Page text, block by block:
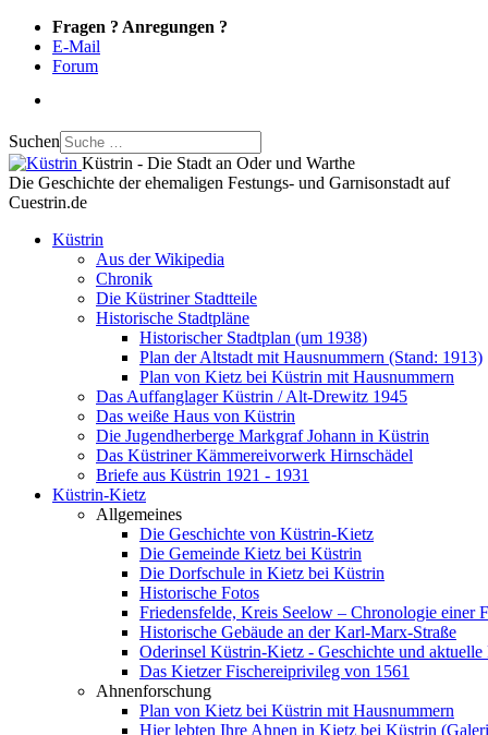
Fragen ? Anregungen ?
E-Mail
Forum
Suchen
Küstrin - Die Stadt an Oder und Warthe
Die Geschichte der ehemaligen Festungs- und Garnisonstadt auf
Cuestrin.de
Küstrin
Aus der Wikipedia
Chronik
Die Küstriner Stadtteile
Historische Stadtpläne
Historischer Stadtplan (um 1938)
Plan der Altstadt mit Hausnummern (Stand: 1913)
Plan von Kietz bei Küstrin mit Hausnummern
Das Auffanglager Küstrin / Alt-Drewitz 1945
Das weiße Haus von Küstrin
Die Jugendherberge Markgraf Johann in Küstrin
Das Küstriner Kämmereivorwerk Hirnschädel
Briefe aus Küstrin 1921 - 1931
Küstrin-Kietz
Allgemeines
Die Geschichte von Küstrin-Kietz
Die Gemeinde Kietz bei Küstrin
Die Dorfschule in Kietz bei Küstrin
Historische Fotos
Friedensfelde, Kreis Seelow – Chronologie einer
Historische Gebäude an der Karl-Marx-Straße
Oderinsel Küstrin-Kietz - Geschichte und aktuelle
Das Kietzer Fischereiprivileg von 1561
Ahnenforschung
Plan von Kietz bei Küstrin mit Hausnummern
Hier lebten Ihre Ahnen in Kietz bei Küstrin